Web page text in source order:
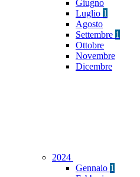
Giugno
Luglio 1
Agosto
Settembre 1
Ottobre
Novembre
Dicembre
2024
Gennaio 1